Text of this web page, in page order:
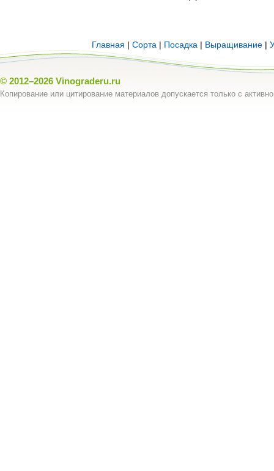
Главная | Сорта | Посадка | Выращивание |
© 2012–2026 Vinograderu.ru
Копирование или цитирование материалов допускается только с